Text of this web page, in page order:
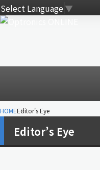
Select Language▼
HOMEEditor's Eye
Editor’s Eye